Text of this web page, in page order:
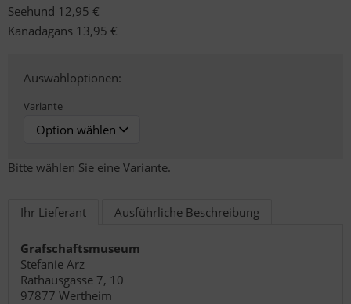
Seehund 12,95 €
Kanadagans 13,95 €
Auswahloptionen:
Variante
Bitte wählen Sie eine Variante.
Ihr Lieferant Ausführliche Beschreibung
Grafschaftsmuseum
Stefanie Arz
Rathausgasse 7, 10
97877 Wertheim